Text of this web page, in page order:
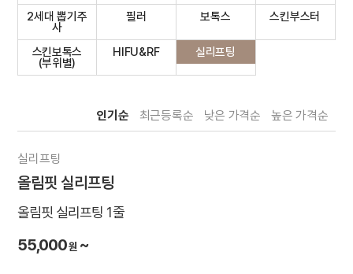
2세대 뽑기주
사
필러 보톡스 스킨부스터
스킨보톡스
(부위별)
HIFU&RF 실리프팅
인기순 최근등록순 낮은 가격순 높은 가격순
실리프팅
올림핏 실리프팅
올림핏 실리프팅 1줄
55,000원 ~